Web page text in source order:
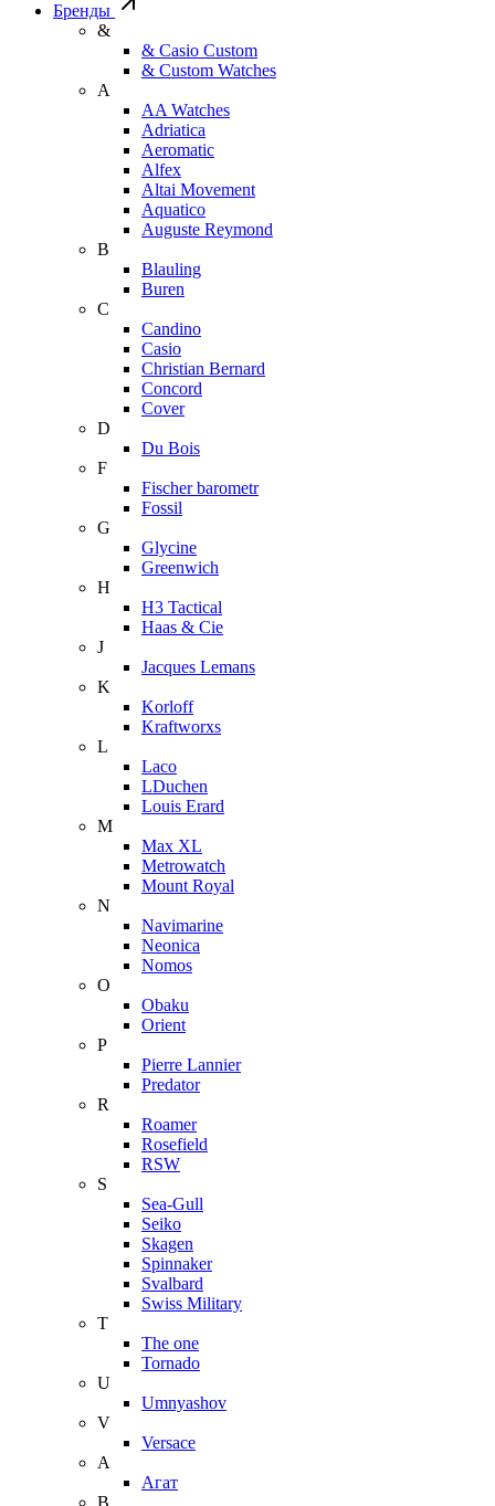
Бренды
&
& Casio Custom
& Custom Watches
A
AA Watches
Adriatica
Aeromatic
Alfex
Altai Movement
Aquatico
Auguste Reymond
B
Blauling
Buren
C
Candino
Casio
Christian Bernard
Concord
Cover
D
Du Bois
F
Fischer barometr
Fossil
G
Glycine
Greenwich
H
H3 Tactical
Haas & Cie
J
Jacques Lemans
K
Korloff
Kraftworxs
L
Laco
LDuchen
Louis Erard
M
Max XL
Metrowatch
Mount Royal
N
Navimarine
Neonica
Nomos
O
Obaku
Orient
P
Pierre Lannier
Predator
R
Roamer
Rosefield
RSW
S
Sea-Gull
Seiko
Skagen
Spinnaker
Svalbard
Swiss Military
T
The one
Tornado
U
Umnyashov
V
Versace
А
Агат
В